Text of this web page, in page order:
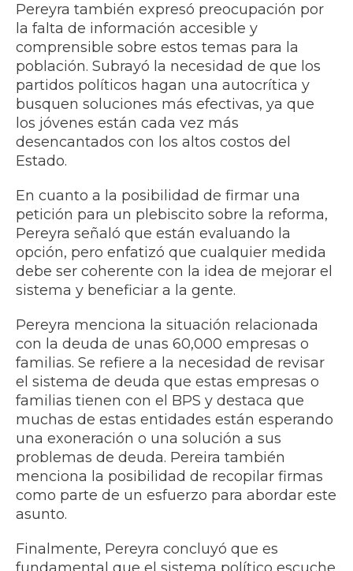
Pereyra también expresó preocupación por
la falta de información accesible y
comprensible sobre estos temas para la
población. Subrayó la necesidad de que los
partidos políticos hagan una autocrítica y
busquen soluciones más efectivas, ya que
los jóvenes están cada vez más
desencantados con los altos costos del
Estado.
En cuanto a la posibilidad de firmar una
petición para un plebiscito sobre la reforma,
Pereyra señaló que están evaluando la
opción, pero enfatizó que cualquier medida
debe ser coherente con la idea de mejorar el
sistema y beneficiar a la gente.
Pereyra menciona la situación relacionada
con la deuda de unas 60,000 empresas o
familias. Se refiere a la necesidad de revisar
el sistema de deuda que estas empresas o
familias tienen con el BPS y destaca que
muchas de estas entidades están esperando
una exoneración o una solución a sus
problemas de deuda. Pereira también
menciona la posibilidad de recopilar firmas
como parte de un esfuerzo para abordar este
asunto.
Finalmente, Pereyra concluyó que es